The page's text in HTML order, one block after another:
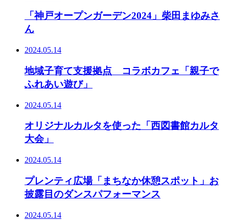
「神戸オープンガーデン2024」柴田まゆみさ
ん
2024.05.14
地域子育て支援拠点 コラボカフェ「親子で
ふれあい遊び」
2024.05.14
オリジナルカルタを使った「西図書館カルタ
大会」
2024.05.14
プレンティ広場「まちなか休憩スポット」お
披露目のダンスパフォーマンス
2024.05.14